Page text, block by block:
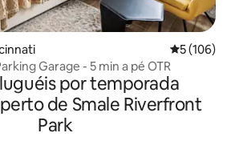
5 de uma
5 (106)
Garage - 5 min a pé OTR
por temporada
de Smale Riverfront
Park